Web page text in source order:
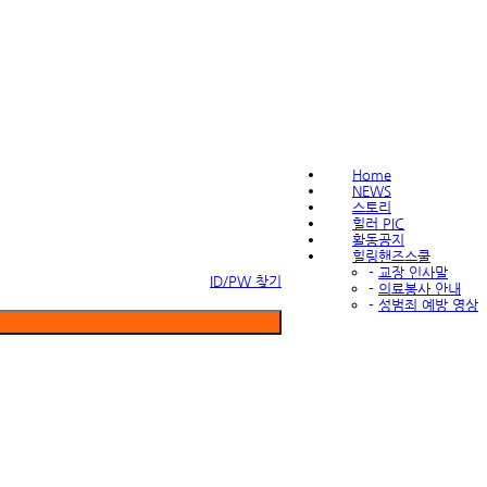
Home
NEWS
스토리
힐러 PIC
활동공지
힐링핸즈스쿨
- 교장 인사말
- 의료봉사 안내
- 성범죄 예방 영상
ID/PW 찾기